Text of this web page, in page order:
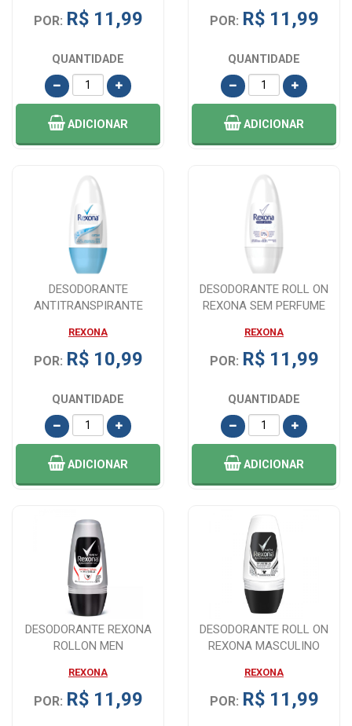
POR: R$ 11,99
QUANTIDADE
ADICIONAR
POR: R$ 11,99
QUANTIDADE
ADICIONAR
DESODORANTE
ANTITRANSPIRANTE
ON CO...
REXONA
POR: R$ 10,99
QUANTIDADE
ADICIONAR
DESODORANTE ROLL ON
REXONA SEM PERFUME
REXONA
POR: R$ 11,99
QUANTIDADE
ADICIONAR
DESODORANTE REXONA
ROLLON MEN
5...
REXONA
POR: R$ 11,99
DESODORANTE ROLL ON
REXONA MASCULINO
REXONA
POR: R$ 11,99